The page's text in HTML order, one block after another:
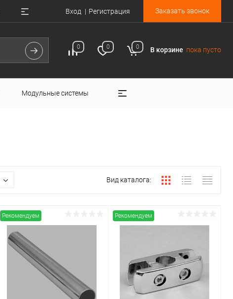
Вход Регистрация Заказать звонок
0 0 0 В корзине пока пусто
Модульные системы
Вид каталога:
Рекомендуем Рекомендуем